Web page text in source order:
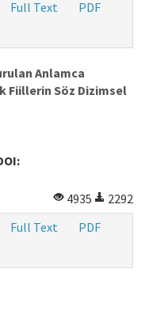
Full Text
PDF
Anlamca
Fiillerin Söz Dizimsel
4935
2292
Full Text
PDF